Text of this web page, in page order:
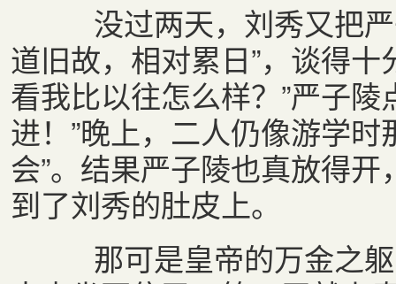
没过两天，刘秀又把严
道旧故，相对累日”，谈得
看我比以往怎么样？”严子
进！”晚上，二人仍像游学
会”。结果严子陵也真放得
到了刘秀的肚皮上。
那可是皇帝的万金之躯